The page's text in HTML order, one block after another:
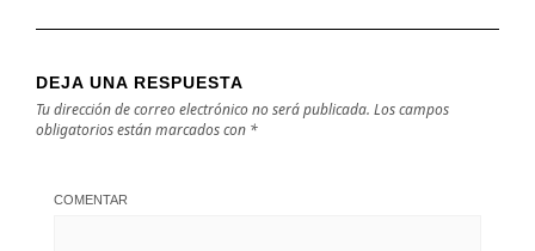
DEJA UNA RESPUESTA
Tu dirección de correo electrónico no será publicada. Los campos
obligatorios están marcados con *
COMENTAR